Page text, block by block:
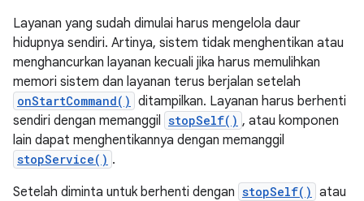
Layanan yang sudah dimulai harus mengelola daur
hidupnya sendiri. Artinya, sistem tidak menghentikan atau
menghancurkan layanan kecuali jika harus memulihkan
memori sistem dan layanan terus berjalan setelah
onStartCommand() ditampilkan. Layanan harus berhenti
sendiri dengan memanggil stopSelf() , atau komponen
lain dapat menghentikannya dengan memanggil
stopService() .
Setelah diminta untuk berhenti dengan stopSelf() atau